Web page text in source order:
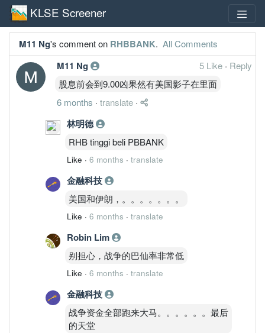
KLSE Screener
M11 Ng's comment on RHBBANK. All Comments
M11 Ng 5 Like · Reply
股息前会到9.00凶果然有美国影子在里面
6 months · translate ·
林明德
RHB tinggi beli PBBANK
Like · 6 months · translate
金融科技
美国和伊朗，。。。。。。。
Like · 6 months · translate
Robin Lim
别担心，战争的巴仙率非常低
Like · 6 months · translate
金融科技
战争资金全部跑来大马。。。。。。最后
的天堂